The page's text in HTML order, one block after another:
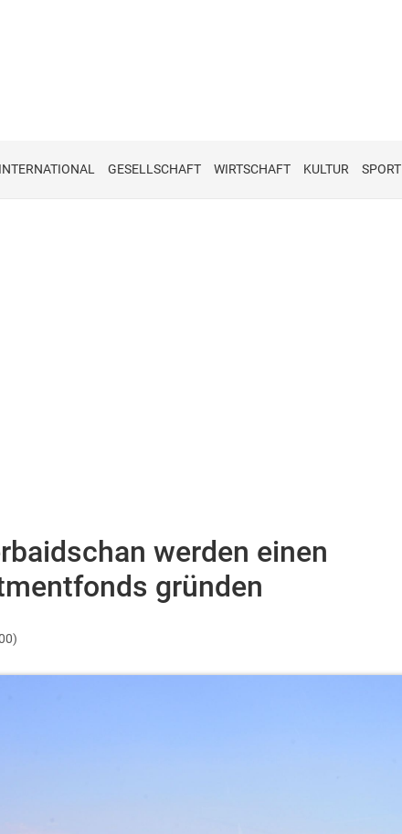
INTERNATIONAL GESELLSCHAFT WIRTSCHAFT KULTUR SPORT
werden einen
gründen